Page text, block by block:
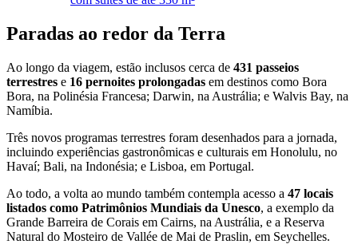
Paradas ao redor da Terra
Ao longo da viagem, estão inclusos cerca de 431 passeios
terrestres e 16 pernoites prolongadas em destinos como Bora
Bora, na Polinésia Francesa; Darwin, na Austrália; e Walvis Bay, na
Namíbia.
Três novos programas terrestres foram desenhados para a jornada,
incluindo experiências gastronômicas e culturais em Honolulu, no
Havaí; Bali, na Indonésia; e Lisboa, em Portugal.
Ao todo, a volta ao mundo também contempla acesso a 47 locais
listados como Patrimônios Mundiais da Unesco, a exemplo da
Grande Barreira de Corais em Cairns, na Austrália, e a Reserva
Natural do Mosteiro de Vallée de Mai de Praslin, em Seychelles.